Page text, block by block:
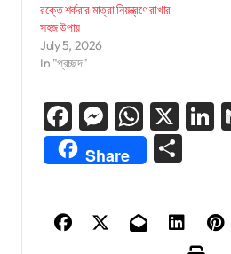
রক্তে শর্করার মাত্রা নিয়ন্ত্রণে রাখার
সহজ উপায়
July 5, 2026
In "প্রচ্ছদ"
Facebook
X
Share